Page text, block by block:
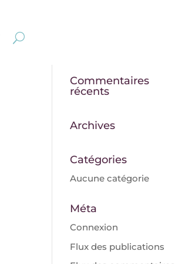
Commentaires
récents
Archives
Catégories
Aucune catégorie
Méta
Connexion
Flux des publications